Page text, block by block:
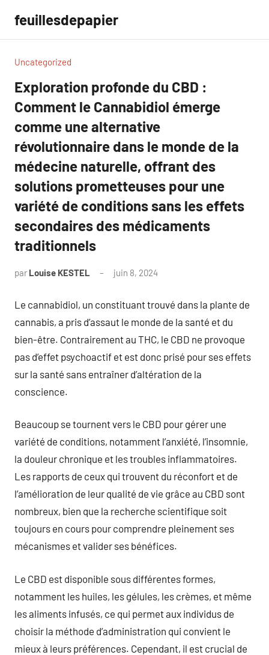
contenu
feuillesdepapier
Uncategorized
Exploration profonde du CBD :
Comment le Cannabidiol émerge
comme une alternative
révolutionnaire dans le monde de la
médecine naturelle, offrant des
solutions prometteuses pour une
variété de conditions sans les effets
secondaires des médicaments
traditionnels
par Louise KESTEL juin 8, 2024
Le cannabidiol, un constituant trouvé dans la plante de
cannabis, a pris d’assaut le monde de la santé et du
bien-être. Contrairement au THC, le CBD ne provoque
pas d’effet psychoactif et est donc prisé pour ses effets
sur la santé sans entraîner d’altération de la
conscience.
Beaucoup se tournent vers le CBD pour gérer une
variété de conditions, notamment l’anxiété, l’insomnie,
la douleur chronique et les troubles inflammatoires.
Les rapports de ceux qui trouvent du réconfort et de
l’amélioration de leur qualité de vie grâce au CBD sont
nombreux, bien que la recherche scientifique soit
toujours en cours pour comprendre pleinement ses
mécanismes et valider ses bénéfices.
Le CBD est disponible sous différentes formes,
notamment les huiles, les gélules, les crèmes, et même
les aliments infusés, ce qui permet aux individus de
choisir la méthode d’administration qui convient le
mieux à leurs préférences. Cependant, il est crucial de